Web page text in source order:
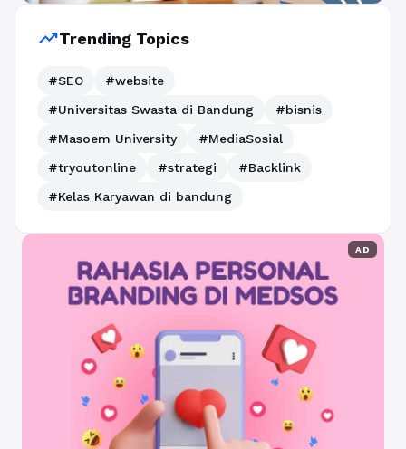
trending_upTrending Topics
#SEO
#website
#Universitas Swasta di Bandung
#bisnis
#Masoem University
#MediaSosial
#tryoutonline
#strategi
#Backlink
#Kelas Karyawan di bandung
AD